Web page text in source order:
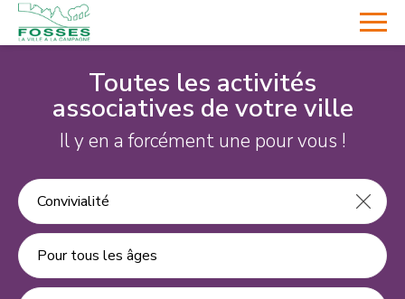
Toutes les activités
associatives de votre ville
Il y en a forcément une pour vous !
Pour tous les âges